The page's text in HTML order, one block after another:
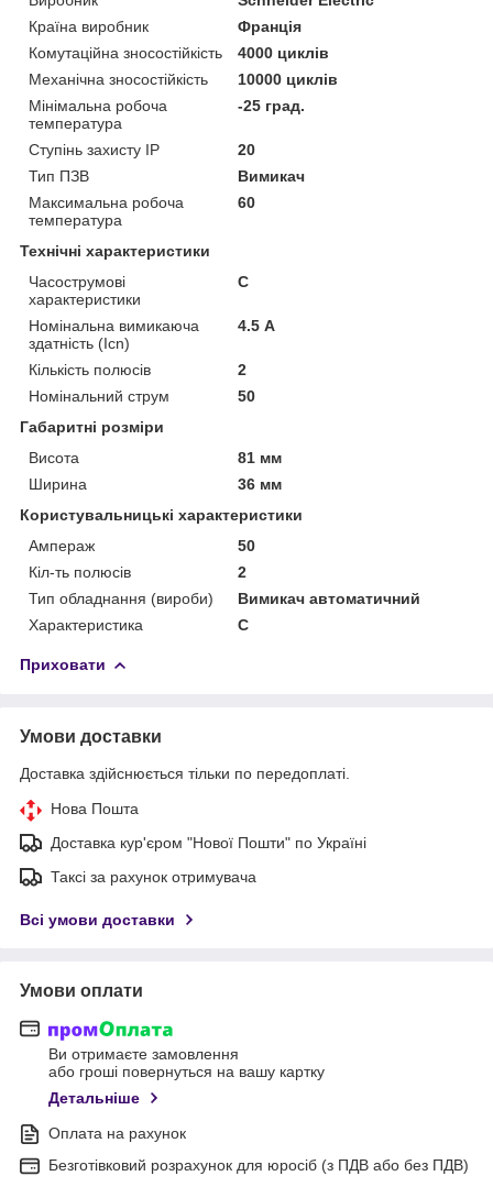
Країна виробник
Франція
Комутаційна зносостійкість
4000 циклів
Механічна зносостійкість
10000 циклів
Мінімальна робоча
температура
-25 град.
Ступінь захисту IP
20
Тип ПЗВ
Вимикач
Максимальна робоча
температура
60
Технічні характеристики
Часострумові
характеристики
C
Номінальна вимикаюча
здатність (Icn)
4.5 А
Кількість полюсів
2
Номінальний струм
50
Габаритні розміри
Висота
81 мм
Ширина
36 мм
Користувальницькі характеристики
Ампераж
50
Кіл-ть полюсів
2
Тип обладнання (вироби)
Вимикач автоматичний
Характеристика
C
Приховати
Умови доставки
Доставка здійснюється тільки по передоплаті.
Нова Пошта
Доставка кур'єром "Нової Пошти" по Україні
Таксі за рахунок отримувача
Всі умови доставки
Умови оплати
Ви отримаєте замовлення
або гроші повернуться на вашу картку
Детальніше
Оплата на рахунок
Безготівковий розрахунок для юросіб (з ПДВ або без ПДВ)